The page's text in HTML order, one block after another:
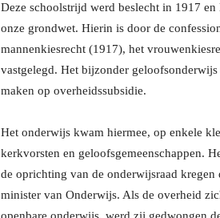
Deze schoolstrijd werd beslecht in 1917
onze grondwet. Hierin is door de
mannenkiesrecht (1917), het
vastgelegd. Het bijzonder
maken op overheidssubsidie.
Het onderwijs kwam hiermee, op enkele
kerkvorsten en geloofsgemeenschappen.
de oprichting van de onderwijsraad
minister van Onderwijs. Als de overheid